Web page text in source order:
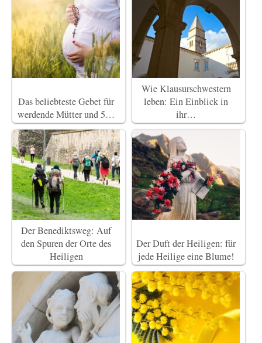
Das beliebteste Gebet für
werdende Mütter und 5…
Wie Klausurschwestern
leben: Ein Einblick in
ihr…
Der Benediktsweg: Auf
den Spuren der Orte des
Heiligen
Der Duft der Heiligen: für
jede Heilige eine Blume!